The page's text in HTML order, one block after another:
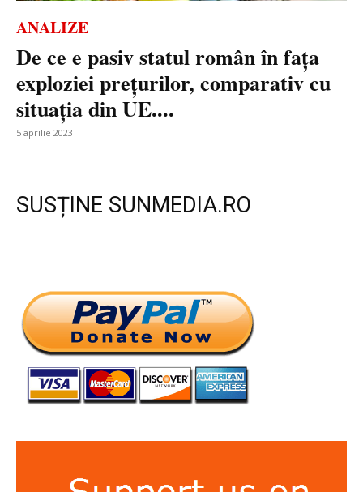
ANALIZE
De ce e pasiv statul român în fața
exploziei prețurilor, comparativ cu
situația din UE....
5 aprilie 2023
SUSȚINE SUNMEDIA.RO